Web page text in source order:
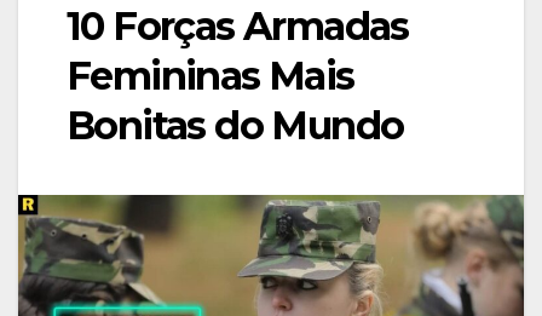
10 Forças Armadas
Femininas Mais
Bonitas do Mundo